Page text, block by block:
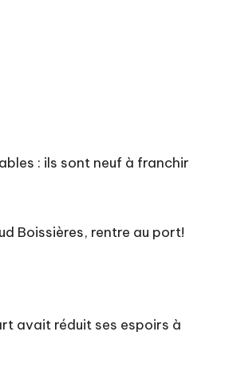
: ils sont neuf à franchir
Boissières, rentre au port!
avait réduit ses espoirs à